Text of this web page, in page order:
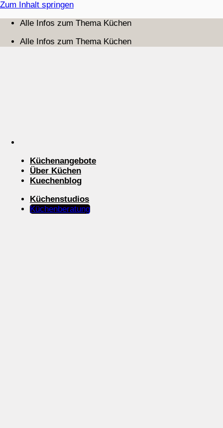
Zum Inhalt springen
Alle Infos zum Thema Küchen
Alle Infos zum Thema Küchen
Küchenangebote
Über Küchen
Kuechenblog
Küchenstudios
Küchenberatung